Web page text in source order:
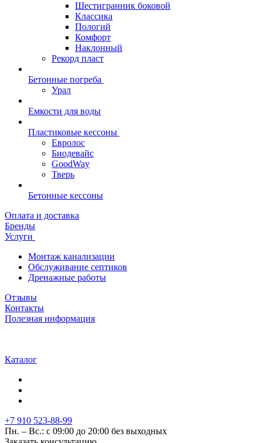
Шестигранник боковой
Классика
Пологий
Комфорт
Наклонный
Рекорд пласт
Бетонные погреба
Урал
Емкости для воды
Пластиковые кессоны
Евролос
Биодевайс
GoodWay
Тверь
Бетонные кессоны
Оплата и доставка
Бренды
Услуги
Монтаж канализации
Обслуживание септиков
Дренажные работы
Отзывы
Контакты
Полезная информация
Каталог
+7 910 523-88-99
Пн. – Вс.: с 09:00 до 20:00 без выходных